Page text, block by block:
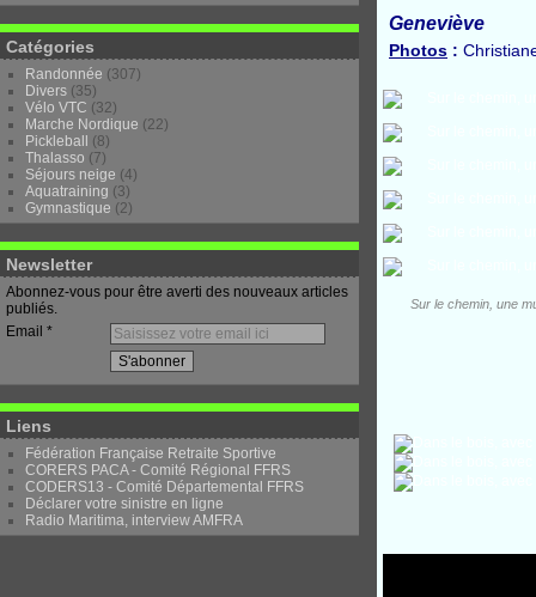
Catégories
Randonnée (307)
Divers (35)
Vélo VTC (32)
Marche Nordique (22)
Pickleball
(8)
Thalasso (7)
Séjours neige (4)
Aquatraining (3)
Gymnastique (2)
Newsletter
Abonnez-vous pour être averti des nouveaux articles
publiés.
Email
Liens
Fédération Française Retraite Sportive
CORERS PACA - Comité Régional FFRS
CODERS13 - Comité Départemental FFRS
Déclarer votre sinistre en ligne
Radio Maritima, interview AMFRA
Geneviève
Photos :
Sur le chemin, une